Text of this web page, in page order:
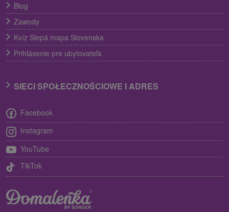
Blog
Zawody
Kvíz Slepá mapa Slovenska
Prihlásenie pre ubytovateľa
SIECI SPOŁECZNOŚCIOWE I ADRES
Facebook
Instagram
YouTube
TikTok